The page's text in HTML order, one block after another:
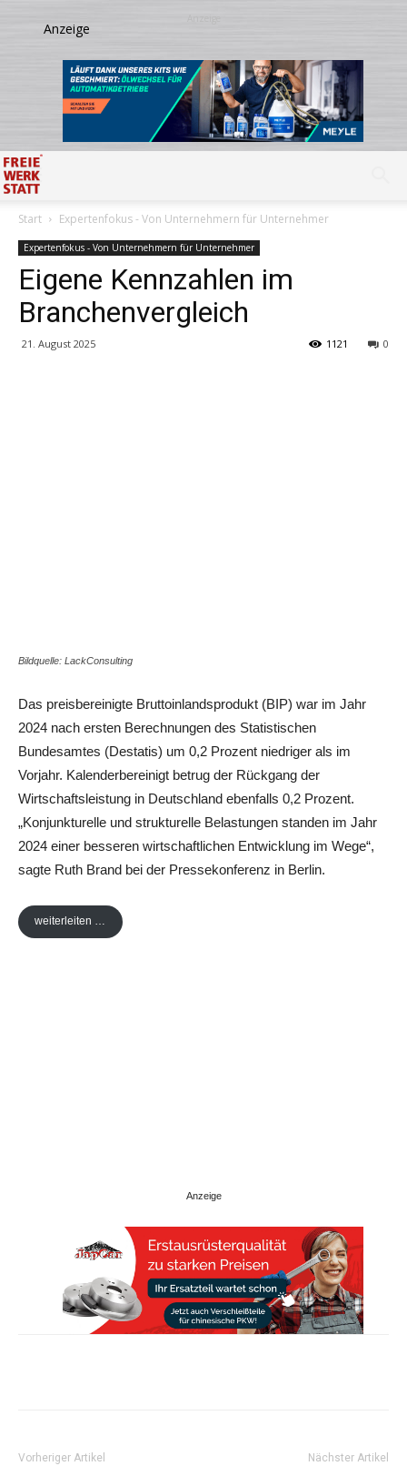
Start Expertenfokus - Von Unternehmern für Unternehmer
Expertenfokus - Von Unternehmern für Unternehmer
Eigene Kennzahlen im
Branchenvergleich
21. August 2025 0
1121
Bildquelle: LackConsulting
Das preisbereinigte Bruttoinlandsprodukt (BIP) war im Jahr
2024 nach ersten Berechnungen des Statistischen
Bundesamtes (Destatis) um 0,2 Prozent niedriger als im
Vorjahr. Kalenderbereinigt betrug der Rückgang der
Wirtschaftsleistung in Deutschland ebenfalls 0,2 Prozent.
„Konjunkturelle und strukturelle Belastungen standen im Jahr
2024 einer besseren wirtschaftlichen Entwicklung im Wege“,
sagte Ruth Brand bei der Pressekonferenz in Berlin.
weiterleiten …
Vorheriger Artikel Nächster Artikel